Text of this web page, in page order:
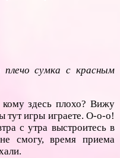
плечо сумка с красным
здесь плохо? Вижу
тут игры играете. О-о-о!
с утра выстроитесь в
смогу, время приема